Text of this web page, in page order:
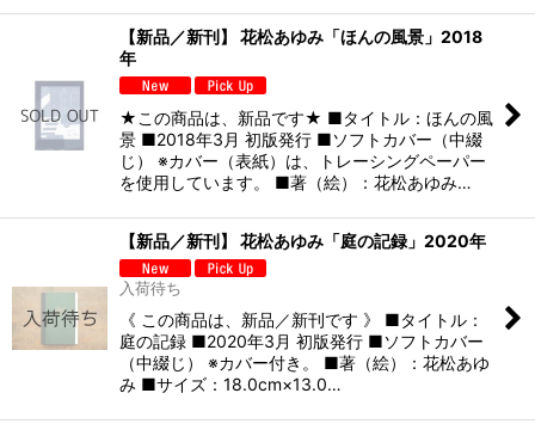
【新品／新刊】 花松あゆみ「ほんの風景」2018
年
★この商品は、新品です★ ■タイトル：ほんの風
景 ■2018年3月 初版発行 ■ソフトカバー（中綴
じ） ※カバー（表紙）は、トレーシングペーパー
を使用しています。 ■著（絵）：花松あゆみ…
【新品／新刊】 花松あゆみ「庭の記録」2020年
入荷待ち
《 この商品は、新品／新刊です 》 ■タイトル：
庭の記録 ■2020年3月 初版発行 ■ソフトカバー
（中綴じ） ※カバー付き。 ■著（絵）：花松あゆ
み ■サイズ：18.0cm×13.0…